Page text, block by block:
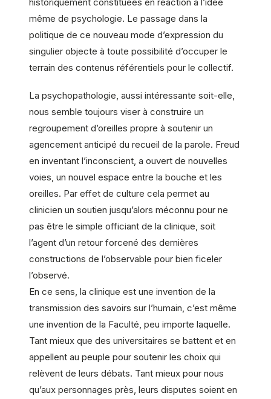
même de psychologie. Le passage dans la
politique de ce nouveau mode d’expression du
singulier objecte à toute possibilité d’occuper le
terrain des contenus référentiels pour le collectif.
La psychopathologie, aussi intéressante soit-elle,
nous semble toujours viser à construire un
regroupement d’oreilles propre à soutenir un
agencement anticipé du recueil de la parole. Freud
en inventant l’inconscient, a ouvert de nouvelles
voies, un nouvel espace entre la bouche et les
oreilles. Par effet de culture cela permet au
clinicien un soutien jusqu’alors méconnu pour ne
pas être le simple officiant de la clinique, soit
l’agent d’un retour forcené des dernières
constructions de l’observable pour bien ficeler
l’observé.
En ce sens, la clinique est une invention de la
transmission des savoirs sur l’humain, c’est même
une invention de la Faculté, peu importe laquelle.
Tant mieux que des universitaires se battent et en
appellent au peuple pour soutenir les choix qui
relèvent de leurs débats. Tant mieux pour nous
qu’aux personnages près, leurs disputes soient en